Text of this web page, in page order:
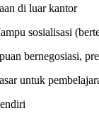
di luar kantor
sosialisasi
bernegosiasi,
untuk